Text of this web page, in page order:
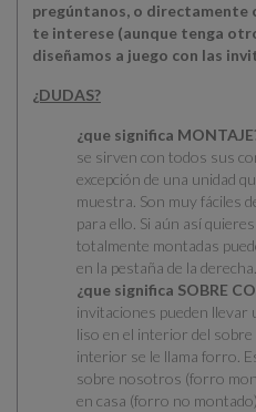
pregúntanos, o directamente
te interese (aunque tenga
diseñamos a juego con las
¿DUDAS?
¿que significa
se sirven con todos sus
excepción de una unidad
muestra. Son muy fáciles
para ello. Si aún así
totalmente montadas
en la pestaña de la derecha.
¿que significa SOBRE
invitaciones pueden llevar
liso en el interior del
interior se le llama forro.
sobre nosotros (forro
en casa (forro no